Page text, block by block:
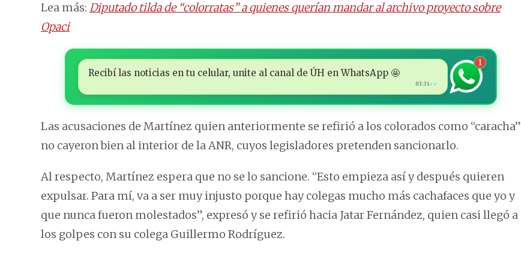
Lea más: Diputado tilda de “colorratas” a quienes querían mandar al archivo proyecto sobre
Opaci
Recibí las noticias en tu celular, unite al canal de ÚH en WhatsApp 🤩
03:31✓✓
1
Las acusaciones de Martínez quien anteriormente se refirió a los colorados como “caracha”
no cayeron bien al interior de la ANR, cuyos legisladores pretenden sancionarlo.
Al respecto, Martínez espera que no se lo sancione. “Esto empieza así y después quieren
expulsar. Para mí, va a ser muy injusto porque hay colegas mucho más cachafaces que yo y
que nunca fueron molestados”, expresó y se refirió hacia Jatar Fernández, quien casi llegó a
los golpes con su colega Guillermo Rodríguez.